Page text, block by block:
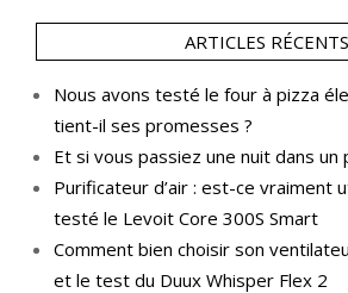
ARTICLES RÉCENTS
Nous avons testé le four à pizza
tient-il ses promesses ?
Et si vous passiez une nuit dans un
Purificateur d’air : est-ce vraiment
testé le Levoit Core 300S Smart
Comment bien choisir son
et le test du Duux Whisper Flex 2